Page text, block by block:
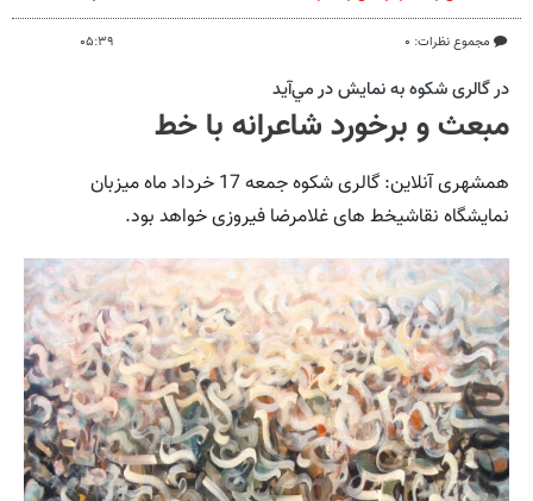
مجموع نظرات: ۰ ۰۵:۳۹
در گالری شکوه به نمايش در مي‌آيد
مبعث و برخورد شاعرانه با خط
همشهری آنلاین: گالری شکوه جمعه 17 خرداد ماه میزبان
نمایشگاه نقاشیخط های غلامرضا فیروزی خواهد بود.